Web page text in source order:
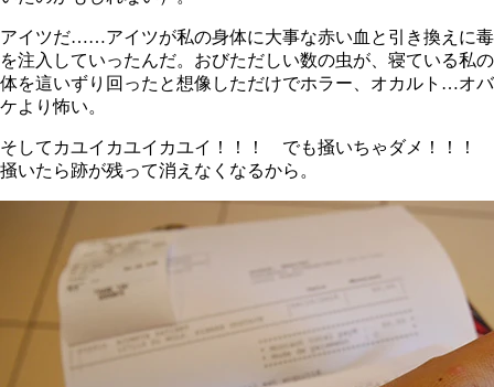
アイツだ……アイツが私の身体に大事な赤い血と引き換えに毒
を注入していったんだ。おびただしい数の虫が、寝ている私の
体を這いずり回ったと想像しただけでホラー、オカルト…オバ
ケより怖い。
そしてカユイカユイカユイ！！！ でも掻いちゃダメ！！！
掻いたら跡が残って消えなくなるから。